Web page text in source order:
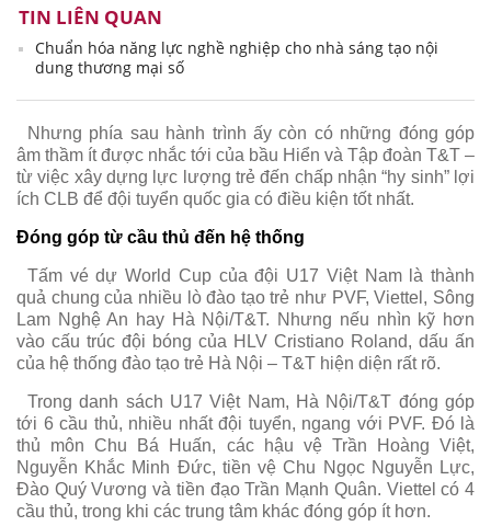
TIN LIÊN QUAN
Chuẩn hóa năng lực nghề nghiệp cho nhà sáng tạo nội
dung thương mại số
Nhưng phía sau hành trình ấy còn có những đóng góp
âm thầm ít được nhắc tới của bầu Hiển và Tập đoàn T&T –
từ việc xây dựng lực lượng trẻ đến chấp nhận “hy sinh” lợi
ích CLB để đội tuyển quốc gia có điều kiện tốt nhất.
Đóng góp từ cầu thủ đến hệ thống
Tấm vé dự World Cup của đội U17 Việt Nam là thành
quả chung của nhiều lò đào tạo trẻ như PVF, Viettel, Sông
Lam Nghệ An hay Hà Nội/T&T. Nhưng nếu nhìn kỹ hơn
vào cấu trúc đội bóng của HLV Cristiano Roland, dấu ấn
của hệ thống đào tạo trẻ Hà Nội – T&T hiện diện rất rõ.
Trong danh sách U17 Việt Nam, Hà Nội/T&T đóng góp
tới 6 cầu thủ, nhiều nhất đội tuyển, ngang với PVF. Đó là
thủ môn Chu Bá Huấn, các hậu vệ Trần Hoàng Việt,
Nguyễn Khắc Minh Đức, tiền vệ Chu Ngọc Nguyễn Lực,
Đào Quý Vương và tiền đạo Trần Mạnh Quân. Viettel có 4
cầu thủ, trong khi các trung tâm khác đóng góp ít hơn.